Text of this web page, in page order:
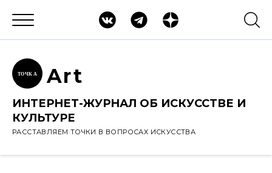
ТОЧК А Art
ИНТЕРНЕТ-ЖУРНАЛ ОБ ИСКУССТВЕ И
КУЛЬТУРЕ
РАССТАВЛЯЕМ ТОЧКИ В ВОПРОСАХ ИСКУССТВА